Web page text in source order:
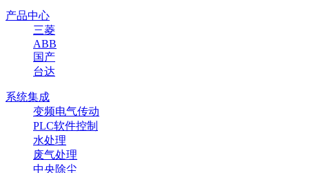
产品中心
三菱
ABB
国产
台达
系统集成
变频电气传动
PLC软件控制
水处理
废气处理
中央除尘